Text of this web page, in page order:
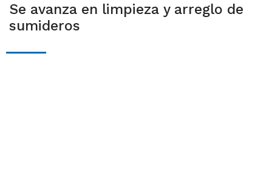
Se avanza en limpieza y arreglo de
sumideros